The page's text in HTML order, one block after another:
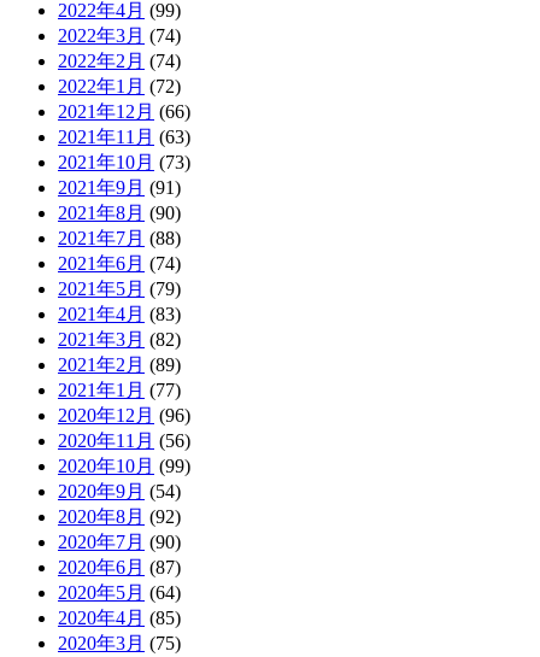
2022年4月 (99)
2022年3月 (74)
2022年2月 (74)
2022年1月 (72)
2021年12月 (66)
2021年11月 (63)
2021年10月 (73)
2021年9月 (91)
2021年8月 (90)
2021年7月 (88)
2021年6月 (74)
2021年5月 (79)
2021年4月 (83)
2021年3月 (82)
2021年2月 (89)
2021年1月 (77)
2020年12月 (96)
2020年11月 (56)
2020年10月 (99)
2020年9月 (54)
2020年8月 (92)
2020年7月 (90)
2020年6月 (87)
2020年5月 (64)
2020年4月 (85)
2020年3月 (75)